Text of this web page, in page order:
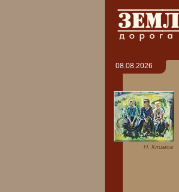
08.08.2026
Н. Климов